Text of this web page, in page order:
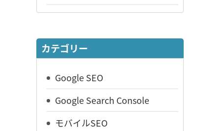
カテゴリー
Google SEO
Google Search Console
モバイルSEO